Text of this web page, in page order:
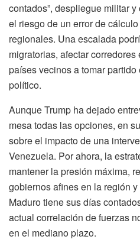
contados”, despliegue militar
el riesgo de un error de
regionales. Una escalada
migratorias, afectar
países vecinos a tomar
político.
Aunque Trump ha dejado
mesa todas las opciones, en
sobre el impacto de una
Venezuela. Por ahora, la
mantener la presión máxima,
gobiernos afines en la región
Maduro tiene sus días
actual correlación de fuerzas
en el mediano plazo.